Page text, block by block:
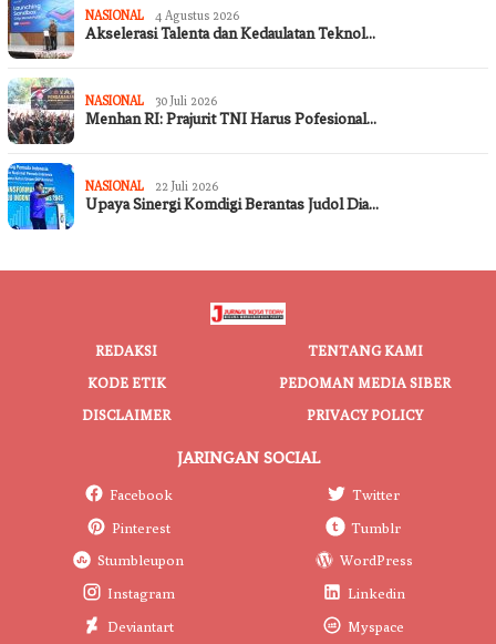
NASIONAL 4 Agustus 2026
Akselerasi Talenta dan Kedaulatan Teknol…
NASIONAL 30 Juli 2026
Menhan RI: Prajurit TNI Harus Pofesional…
NASIONAL 22 Juli 2026
Upaya Sinergi Komdigi Berantas Judol Dia…
REDAKSI
TENTANG KAMI
KODE ETIK
PEDOMAN MEDIA SIBER
DISCLAIMER
PRIVACY POLICY
JARINGAN SOCIAL
Facebook
Twitter
Pinterest
Tumblr
Stumbleupon
WordPress
Instagram
Linkedin
Deviantart
Myspace